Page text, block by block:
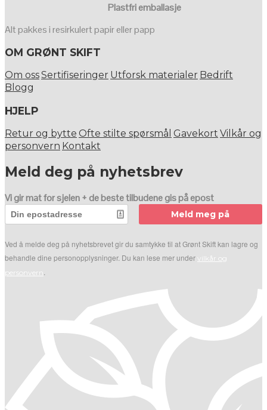
Plastfri emballasje
Alt pakkes i resirkulert papir eller papp
OM GRØNT SKIFT
Om ossSertifiseringer Utforsk materialer Bedrift
Blogg
HJELP
Retur og bytte Ofte stilte spørsmål Gavekort Vilkår og
personvern Kontakt
Meld deg på nyhetsbrev
Vi gir mat for sjelen + de beste tilbudene gis på epost
Meld meg på
Ved å melde deg på nyhetsbrevet gir du samtykke til at Grønt Skift kan lagre og
behandle dine personopplysninger. Du kan lese mer under vilkår og
personvern.